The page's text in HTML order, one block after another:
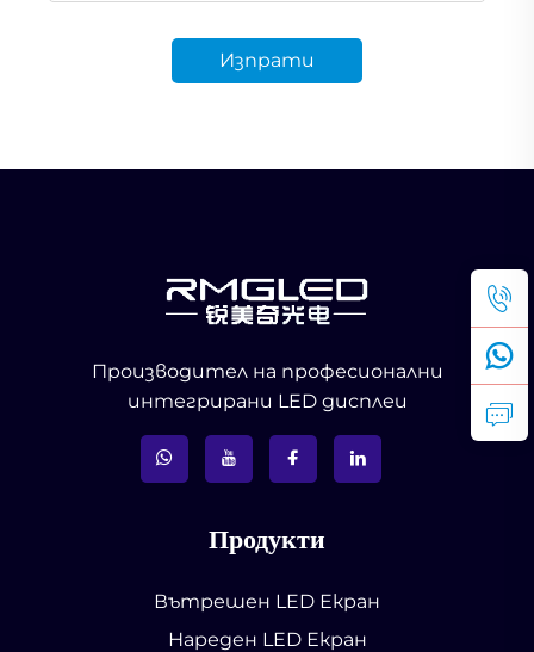
Изпрати
Производител на професионални
интегрирани LED дисплеи
Продукти
Вътрешен LED Екран
Нареден LED Екран